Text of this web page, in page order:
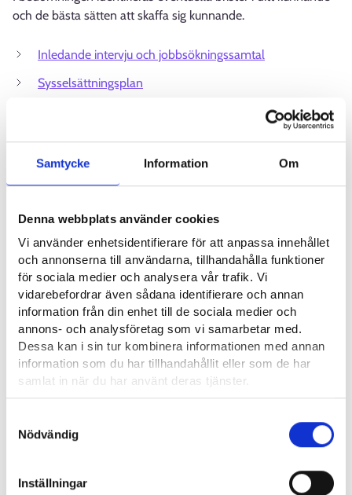
Samtycke Information Om
Denna webbplats använder cookies
Vi använder enhetsidentifierare för att anpassa innehållet
och annonserna till användarna, tillhandahålla funktioner
för sociala medier och analysera vår trafik. Vi
vidarebefordrar även sådana identifierare och annan
information från din enhet till de sociala medier och
annons- och analysföretag som vi samarbetar med.
Dessa kan i sin tur kombinera informationen med annan
information som du har tillhandahållit eller som de har
samlat in när du har använt deras tjänster.
Cookies
Nödvändig
Inställningar
och de bästa sätten att skaffa sig kunnande.
Inledande intervju och jobbsökningssamtal
Sysselsättningsplan
Tjänster för invandrare och integrationsplan
Denna webbplats är en del av Europeiska kommissionens
(europa.eu)